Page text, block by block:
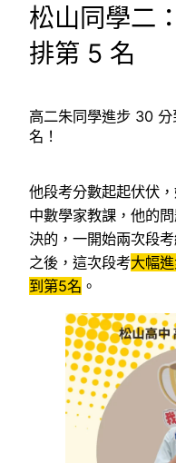
松山同學二
排第 5 名
高二朱同學進步 30
名！
他段考分數起起伏伏
中數學家教課，他的
決的，一開始兩次段
之後，這次段考大幅
到第5名 。